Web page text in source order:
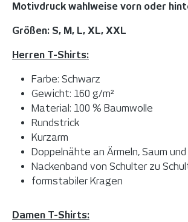
Motivdruck wahlweise vorn oder
Größen: S, M, L, XL, XXL
Herren T-Shirts:
Farbe: Schwarz
Gewicht: 160 g/m²
Material: 100 % Baumwolle
Rundstrick
Kurzarm
Doppelnähte an Ärmeln, Saum
Nackenband von Schulter zu
formstabiler Kragen
Damen T-Shirts: